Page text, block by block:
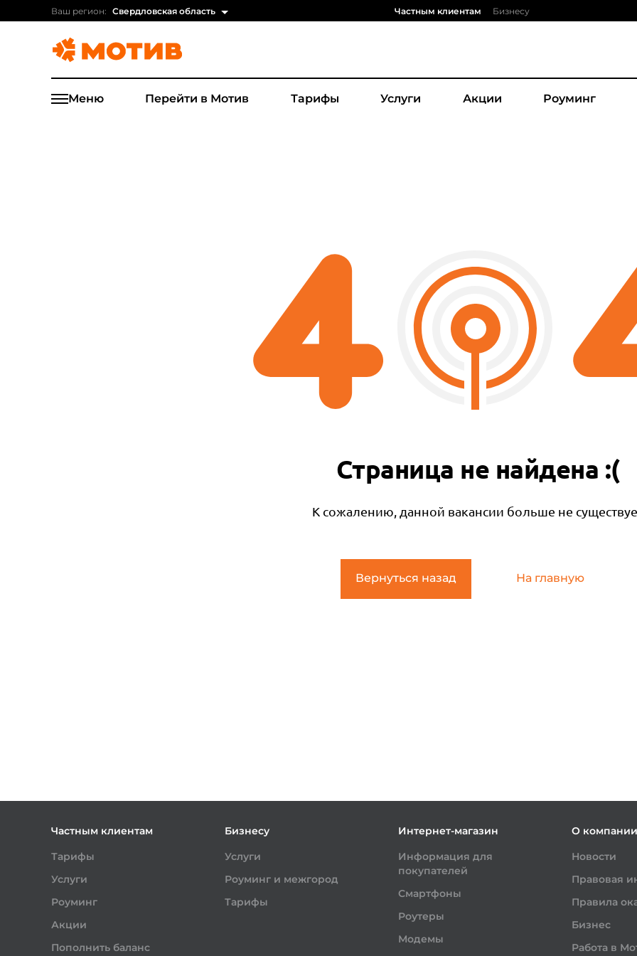
Ваш регион: Свердловская область Частным клиентам Бизнесу
Меню Перейти в Мотив Тарифы Услуги Акции Роуминг
Страница не найдена :(
К сожалению, данной вакансии больше не
Вернуться назад На главную
Частным клиентам
Тарифы
Услуги
Роуминг
Акции
Пополнить баланс
Бизнесу
Услуги
Роуминг и межгород
Тарифы
Интернет-магазин
Информация для
покупателей
Смартфоны
Роутеры
Модемы
О компании
Новости
Правовая
Правила
Бизнес
Работа в